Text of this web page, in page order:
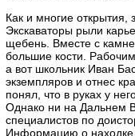
Как и многие открытия,
Экскаваторы рыли
щебень. Вместе с
большие кости.
а вот школьник Иван
экземпляров и отнес
понял, что в руках у
Однако ни на Дальнем
специалистов по
Информацию о находке